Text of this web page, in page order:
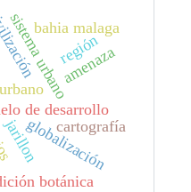
globalización
de desarrollo
sistema urbano
jarillon
amenaza
bahia malaga
botánica
cartografía
región